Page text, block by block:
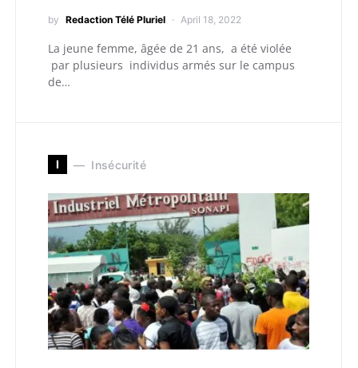
by Redaction Télé Pluriel April 18, 2022
La jeune femme, âgée de 21 ans, a été violée
par plusieurs individus armés sur le campus
de…
I Insécurité